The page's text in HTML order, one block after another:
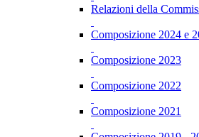
Relazioni della
Composizione 2024 e
Composizione 2023
Composizione 2022
Composizione 2021